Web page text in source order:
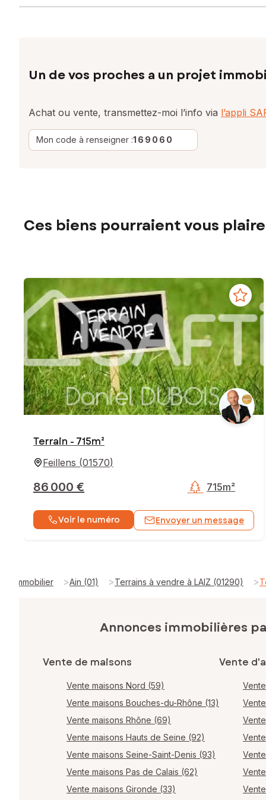
Un de vos proches a un projet
Achat ou vente, transmettez-moi l’info via l’appli
Mon code à renseigner :169060
Ces biens pourraient vous plaire
Terrain - 715m²
Feillens (01570)
86 000 € 715m²
Voir le numéro Envoyer un message
Immobilier >Ain (01) >Terrains à vendre à LAIZ (01290) >
Annonces immobilières
Vente de maisons
Vente maisons Nord (59)
Vente maisons Bouches-du-Rhône (13)
Vente maisons Rhône (69)
Vente maisons Hauts de Seine (92)
Vente maisons Seine-Saint-Denis (93)
Vente maisons Pas de Calais (62)
Vente maisons Gironde (33)
Vente